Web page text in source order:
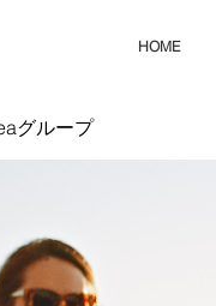
HOME
グループ